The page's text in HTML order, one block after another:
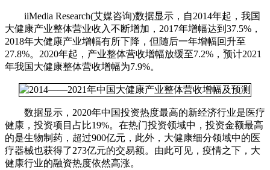
iiMedia Research(艾媒咨询)数据显示，自2014年起，我国
大健康产业整体营业收入不断增加，2017年增幅达到37.5%，
2018年大健康产业增幅有所下降，但随后一年增幅回升至
27.8%。2020年起，产业整体营收增幅放缓至7.2%，预计2021
年我国大健康整体营收增幅为7.9%。
数据显示，2020年中国投资热度最高的新经济行业是医疗
健康，投资项目占比19%。在热门投资领域中，投资金额最高
的是生物制药，超过900亿元，此外，大健康细分领域中的医
疗器械也获得了273亿元的交易额。由此可见，疫情之下，大
健康行业的融资热度依然高涨。